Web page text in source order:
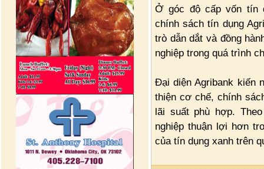
Ở góc độ cấp vốn tín
chính sách tín dụng
trò dẫn dắt và đồng
nghiệp trong quá trình
Đại diện Agribank kiến
thiện cơ chế, chính
lãi suất phù hợp.
nghiệp thuận lợi hơn
của tín dụng xanh trên